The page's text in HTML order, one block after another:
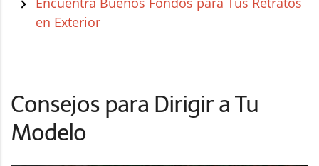
en Exterior
Consejos para Dirigir a Tu
Modelo